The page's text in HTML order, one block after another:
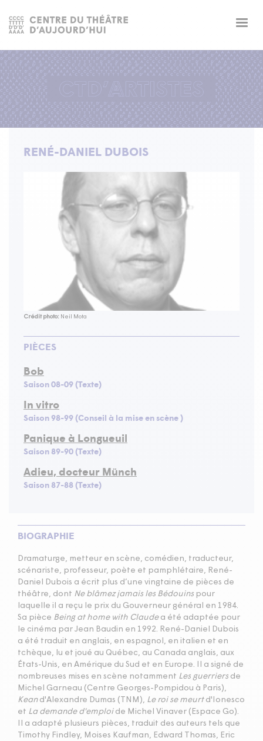
RENÉ-DANIEL DUBOIS
Crédit photo: Neil Mota
PIÈCES
Bob
Saison 08-09 (Texte)
In vitro
Saison 98-99 (Conseil à la mise en scène )
Panique à Longueuil
Saison 89-90 (Texte)
Adieu, docteur Münch
Saison 87-88 (Texte)
BIOGRAPHIE
Dramaturge, metteur en scène, comédien, traducteur,
scénariste, professeur, poète et pamphlétaire, René-
Daniel Dubois a écrit plus d’une vingtaine de pièces de
théâtre, dont Ne blâmez jamais les Bédouins pour
laquelle il a reçu le prix du Gouverneur général en 1984.
Sa pièce Being at home with Claudea été adaptée pour
le cinéma par Jean Baudin en 1992. René-Daniel Dubois
a été traduit en anglais, en espagnol, en italien et en
tchèque, lu et joué au Québec, au Canada anglais, aux
États-Unis, en Amérique du Sud et en Europe. Il a signé de
nombreuses mises en scène notamment Les guerriers de
Michel Garneau (Centre Georges-Pompidou à Paris),
Keand'Alexandre Dumas (TNM), Le roi se meurtd'Ionesco
et La demande d'emploide Michel Vinaver (Espace Go).
Il a adapté plusieurs pièces, traduit des auteurs tels que
Timothy Findley, Moises Kaufman, Edward Thomas, Eric